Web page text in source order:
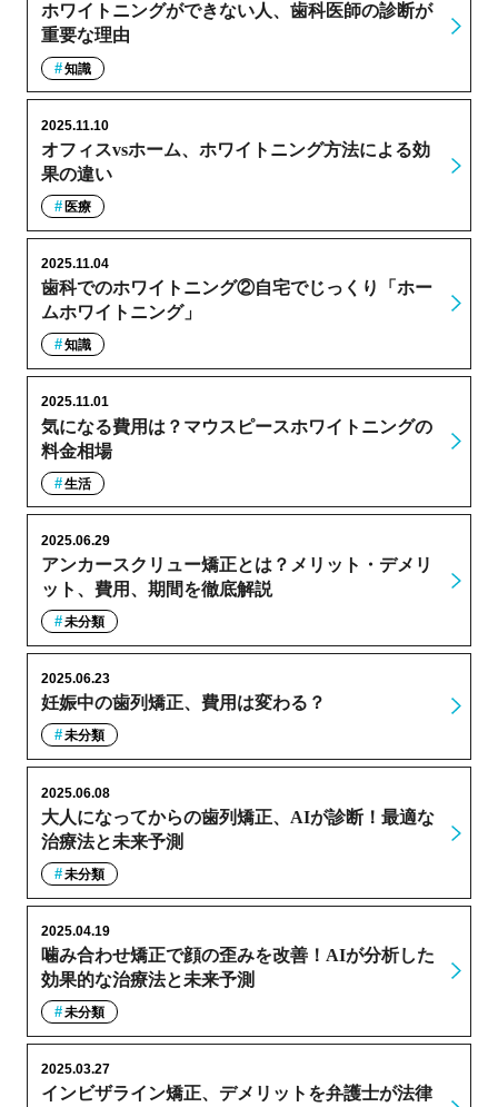
ホワイトニングができない人、歯科医師の診断が
重要な理由
知識
オフィスvsホーム、ホワイトニング方法による効
果の違い
2025.11.10
医療
歯科でのホワイトニング②自宅でじっくり「ホー
ムホワイトニング」
2025.11.04
知識
気になる費用は？マウスピースホワイトニングの
料金相場
2025.11.01
生活
アンカースクリュー矯正とは？メリット・デメリ
ット、費用、期間を徹底解説
2025.06.29
未分類
妊娠中の歯列矯正、費用は変わる？
2025.06.23
未分類
大人になってからの歯列矯正、AIが診断！最適な
治療法と未来予測
2025.06.08
未分類
噛み合わせ矯正で顔の歪みを改善！AIが分析した
効果的な治療法と未来予測
2025.04.19
未分類
インビザライン矯正、デメリットを弁護士が法律
2025.03.27